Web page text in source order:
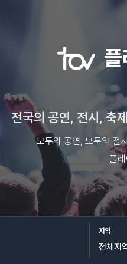
전국의 공연, 전시, 축
모두의 공연, 모두의 전
플
지역